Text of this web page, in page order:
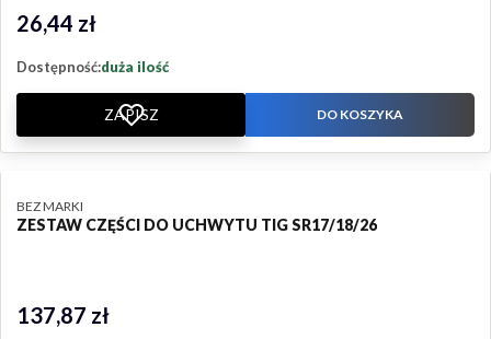
Cena
26,44 zł
Dostępność:duża ilość
ZAPISZ DO KOSZYKA
ZESTAW CZĘŚCI DO UCHWYTU TIG SR17/18/26
PRODUCENT
BEZ MARKI
Cena
137,87 zł